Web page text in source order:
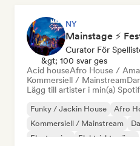
NY
Curator För
&gt; 100 svar ges
Acid houseAfro House /
Kommersiell / Mainstream
Lägg till artister i min(a)
Funky / Jackin House
Afro
Kommersiell / Mainstream
Electronica
Elektriskt sväng